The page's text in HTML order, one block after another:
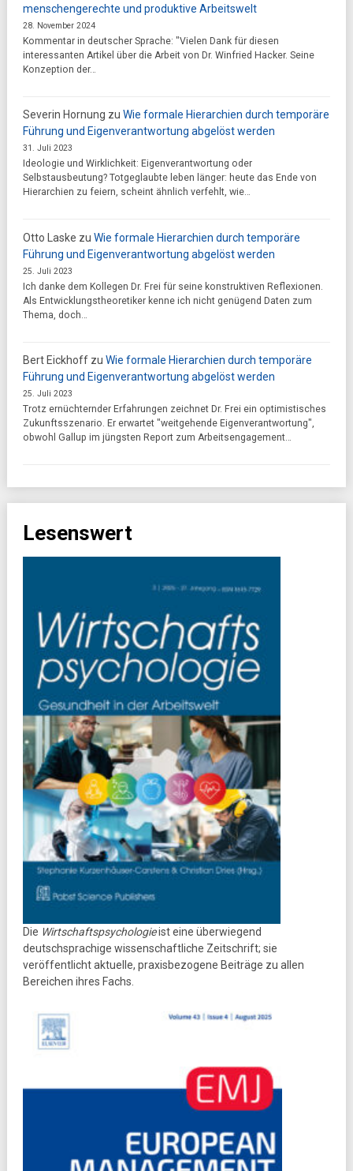
menschengerechte und produktive Arbeitswelt
28. November 2024
Kommentar in deutscher Sprache: "Vielen Dank für diesen
interessanten Artikel über die Arbeit von Dr. Winfried Hacker. Seine
Konzeption der…
Severin Hornung zu Wie formale Hierarchien durch temporäre
Führung und Eigenverantwortung abgelöst werden
31. Juli 2023
Ideologie und Wirklichkeit: Eigenverantwortung oder
Selbstausbeutung? Totgeglaubte leben länger: heute das Ende von
Hierarchien zu feiern, scheint ähnlich verfehlt, wie…
Otto Laske zu Wie formale Hierarchien durch temporäre
Führung und Eigenverantwortung abgelöst werden
25. Juli 2023
Ich danke dem Kollegen Dr. Frei für seine konstruktiven Reflexionen.
Als Entwicklungstheoretiker kenne ich nicht genügend Daten zum
Thema, doch…
Bert Eickhoffzu Wie formale Hierarchien durch temporäre
Führung und Eigenverantwortung abgelöst werden
25. Juli 2023
Trotz ernüchternder Erfahrungen zeichnet Dr. Frei ein optimistisches
Zukunftsszenario. Er erwartet "weitgehende Eigenverantwortung",
obwohl Gallup im jüngsten Report zum Arbeitsengagement…
Lesenswert
Die Wirtschaftspsychologieist eine überwiegend
deutschsprachige wissenschaftliche Zeitschrift; sie
veröffentlicht aktuelle, praxisbezogene Beiträge zu allen
Bereichen ihres Fachs.